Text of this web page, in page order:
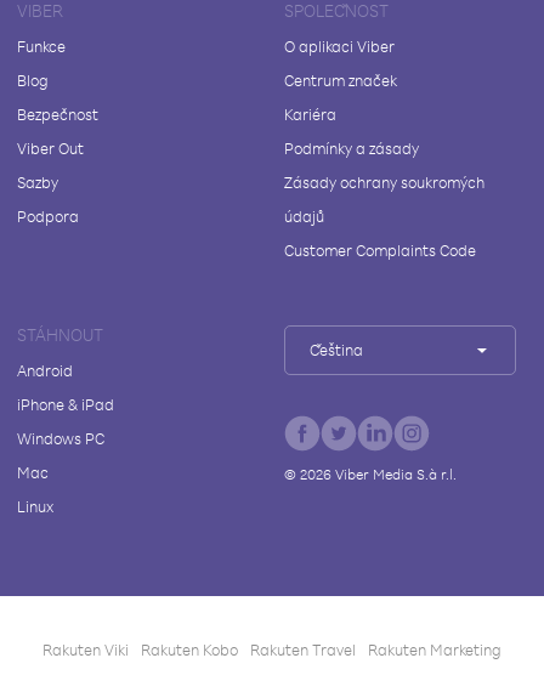
VIBER
Funkce
Blog
Bezpečnost
Viber Out
Sazby
Podpora
SPOLEČNOST
O aplikaci Viber
Centrum značek
Kariéra
Podmínky a zásady
Zásady ochrany soukromých
údajů
Customer Complaints Code
STÁHNOUT
Android
iPhone & iPad
Windows PC
Mac
Linux
Čeština
© 2026Viber Media S.à r.l.
Rakuten Viki Rakuten Kobo Rakuten Travel Rakuten Marketing